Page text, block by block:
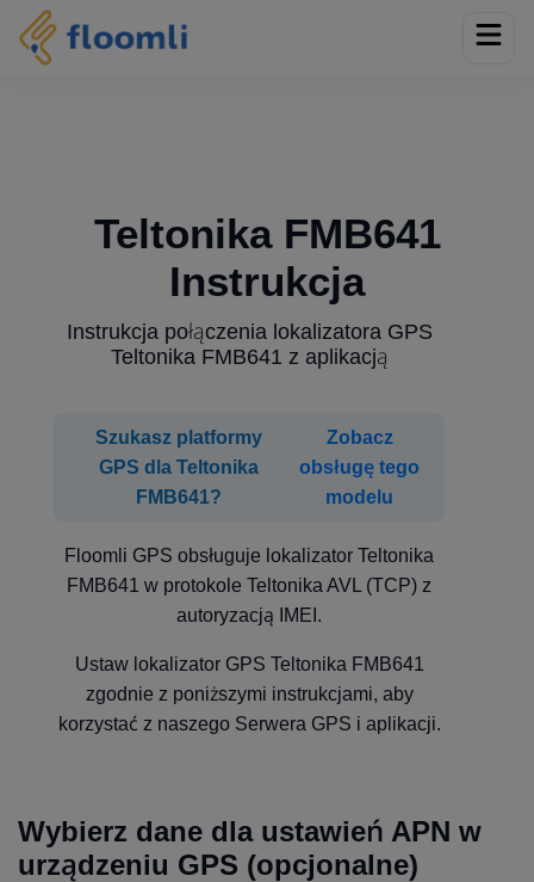
Teltonika FMB641
Instrukcja
Instrukcja połączenia lokalizatora GPS
Teltonika FMB641 z aplikacją
Szukasz platformy
GPS dla Teltonika
FMB641?
Zobacz
obsługę tego
modelu
Floomli GPS obsługuje lokalizator Teltonika
FMB641 w protokole Teltonika AVL (TCP) z
autoryzacją IMEI.
Ustaw lokalizator GPS Teltonika FMB641
zgodnie z poniższymi instrukcjami, aby
korzystać z naszego Serwera GPS i aplikacji.
Wybierz dane dla ustawień APN w
urządzeniu GPS (opcjonalne)